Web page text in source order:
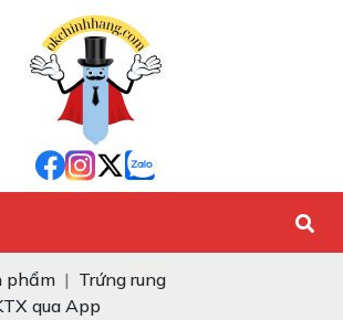
phẩm
Trứng rung
qua App